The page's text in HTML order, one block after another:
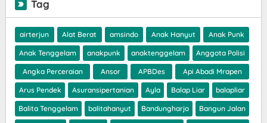
Tag
airterjun Alat Berat amsindo Anak Hanyut Anak Punk
Anak Tenggelam anakpunk anaktenggelam Anggota Polisi
Angka Perceraian Ansor APBDes Api Abadi Mrapen
Arus Pendek Asuransipertanian Ayla Balap Liar balapliar
Balita Tenggelam balitahanyut Bandungharjo Bangun Jalan